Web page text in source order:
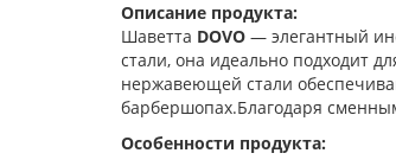
Описание продукта:
Шаветта DOVO — элегантный
стали, она идеально подходит
нержавеющей стали
барбершопах.Благодаря
Особенности продукта: